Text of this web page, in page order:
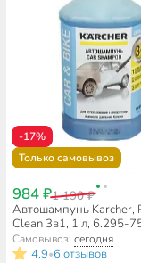
-17%
Только самовывоз
984 ₽1 190 ₽
Автошампунь Karcher,
Clean 3в1, 1 л, 6.295-
Самовывоз:сегодня
4.9•6 отзывов